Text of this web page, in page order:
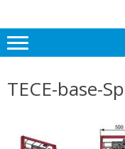
TECE-base-